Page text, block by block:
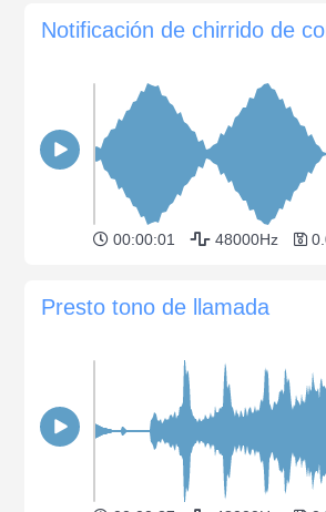
Notificación de chirrido de
00:00:01 48000Hz
Presto tono de llamada